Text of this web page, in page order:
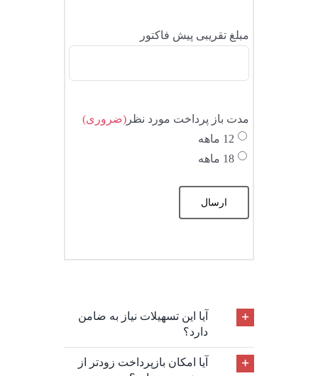
مبلغ تقریبی پیش فاکتور
مدت باز پرداخت مورد نظر(ضروری)
12 ماهه
18 ماهه
آیا این تسهیلات نیاز به ضامن
دارد؟
آیا امکان بازپرداخت زودتر از